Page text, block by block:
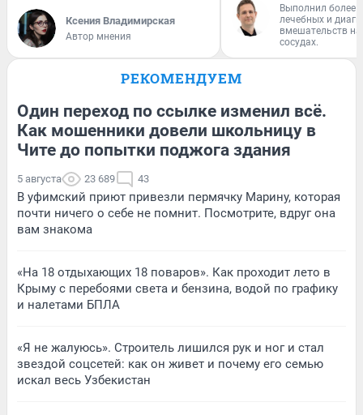
Ксения Владимирская
Автор мнения
Выполнил более
лечебных и
вмешательств на
сосудах.
РЕКОМЕНДУЕМ
Один переход по ссылке изменил всё.
Как мошенники довели школьницу в
Чите до попытки поджога здания
5 августа 23 689 43
В уфимский приют привезли пермячку Марину, которая
почти ничего о себе не помнит. Посмотрите, вдруг она
вам знакома
«На 18 отдыхающих 18 поваров». Как проходит лето в
Крыму с перебоями света и бензина, водой по графику
и налетами БПЛА
«Я не жалуюсь». Строитель лишился рук и ног и стал
звездой соцсетей: как он живет и почему его семью
искал весь Узбекистан